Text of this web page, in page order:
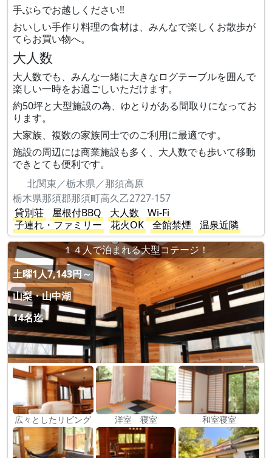
手ぶらでお越しください‼️
おいしい手作り料理の食材は、みんなで楽しくお散歩が
てらお買い物へ。
大人数
大人数でも、みんな一緒に大きなログテーブルを囲んで
楽しい一時をお過ごしいただけます。
約50坪と大型施設の為、ゆとりがある間取りになってお
ります。
大家族、複数の家族同士でのご利用に最適です。
施設の周辺には商業施設も多く、大人数でも歩いて移動
できとても便利です。
北関東／栃木県／那須高原
栃木県那須郡那須町高久乙2727-157
貸別荘
屋根付BBQ 大人数
Wi-Fi
子連れ・ファミリー
花火OK 全館禁煙
温泉近隣
１４人で泊まれる大型コテージ！
土曜1人7,143円～
山梨・山中湖
14名迄
広々としたリビング 洋室 寝室 和室寝室